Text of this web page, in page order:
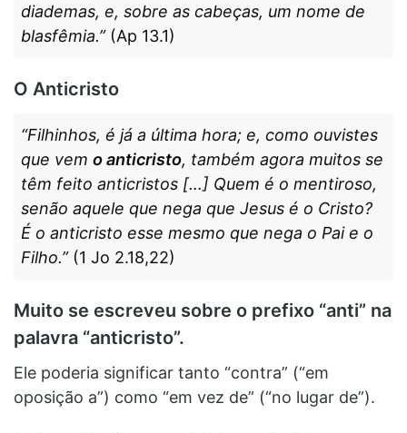
diademas, e, sobre as cabeças, um nome de
blasfêmia.”(Ap 13.1)
O Anticristo
“Filhinhos, é já a última hora; e, como ouvistes
que vem o anticristo, também agora muitos se
têm feito anticristos […] Quem é o mentiroso,
senão aquele que nega que Jesus é o Cristo?
É o anticristo esse mesmo que nega o Pai e o
Filho.”(1 Jo 2.18,22)
Muito se escreveu sobre o prefixo “anti” na
palavra “anticristo”.
Ele poderia significar tanto “contra” (“em
oposição a”) como “em vez de” (“no lugar de”).